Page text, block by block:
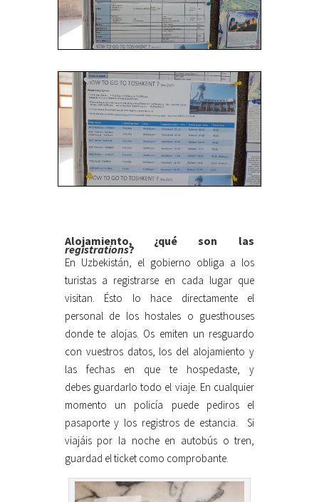
Alojamiento, ¿qué son las
registrations?
En Uzbekistán, el gobierno obliga a los
turistas a registrarse en cada lugar que
visitan. Ésto lo hace directamente el
personal de los hostales o guesthouses
donde te alojas. Os emiten un resguardo
con vuestros datos, los del alojamiento y
las fechas en que te hospedaste, y
debes guardarlo todo el viaje. En cualquier
momento un policía puede pediros el
pasaporte y los registros de estancia. Si
viajáis por la noche en autobús o tren,
guardad el ticket como comprobante.